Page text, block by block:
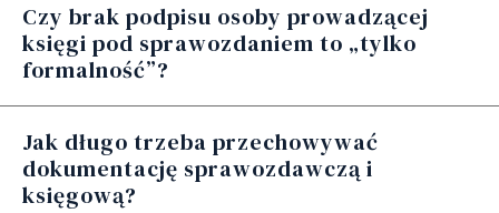
Czy brak podpisu osoby prowadzącej
księgi pod sprawozdaniem to „tylko
formalność”?
Jak długo trzeba przechowywać
dokumentację sprawozdawczą i
księgową?